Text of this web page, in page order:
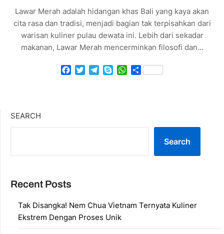
Lawar Merah adalah hidangan khas Bali yang kaya akan
cita rasa dan tradisi, menjadi bagian tak terpisahkan dari
warisan kuliner pulau dewata ini. Lebih dari sekadar
makanan, Lawar Merah mencerminkan filosofi dan…
Facebook
TwitterTelegram
SkypeWhatsApp
Share
SEARCH
Search
Recent Posts
Tak Disangka! Nem Chua Vietnam Ternyata Kuliner
Ekstrem Dengan Proses Unik